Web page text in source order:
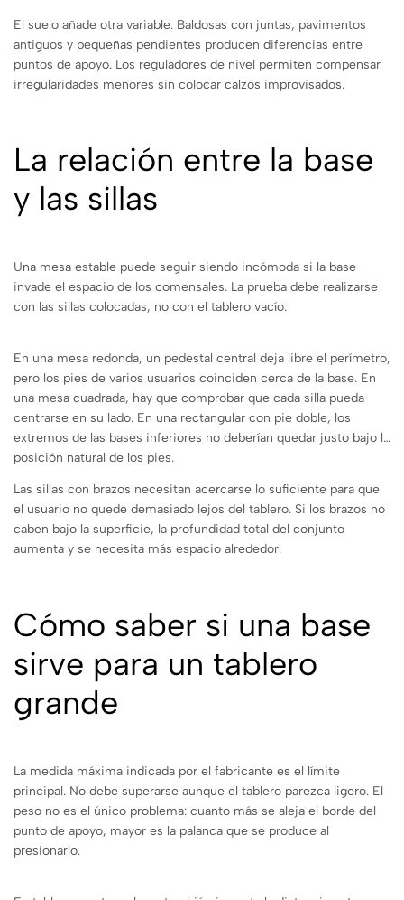
El suelo añade otra variable. Baldosas con juntas, pavimentos
antiguos y pequeñas pendientes producen diferencias entre
puntos de apoyo. Los reguladores de nivel permiten compensar
irregularidades menores sin colocar calzos improvisados.
La relación entre la base
y las sillas
Una mesa estable puede seguir siendo incómoda si la base
invade el espacio de los comensales. La prueba debe realizarse
con las sillas colocadas, no con el tablero vacío.
En una mesa redonda, un pedestal central deja libre el perímetro,
pero los pies de varios usuarios coinciden cerca de la base. En
una mesa cuadrada, hay que comprobar que cada silla pueda
centrarse en su lado. En una rectangular con pie doble, los
extremos de las bases inferiores no deberían quedar justo bajo la
posición natural de los pies.
Las sillas con brazos necesitan acercarse lo suficiente para que
el usuario no quede demasiado lejos del tablero. Si los brazos no
caben bajo la superficie, la profundidad total del conjunto
aumenta y se necesita más espacio alrededor.
Cómo saber si una base
sirve para un tablero
grande
La medida máxima indicada por el fabricante es el límite
principal. No debe superarse aunque el tablero parezca ligero. El
peso no es el único problema: cuanto más se aleja el borde del
punto de apoyo, mayor es la palanca que se produce al
presionarlo.